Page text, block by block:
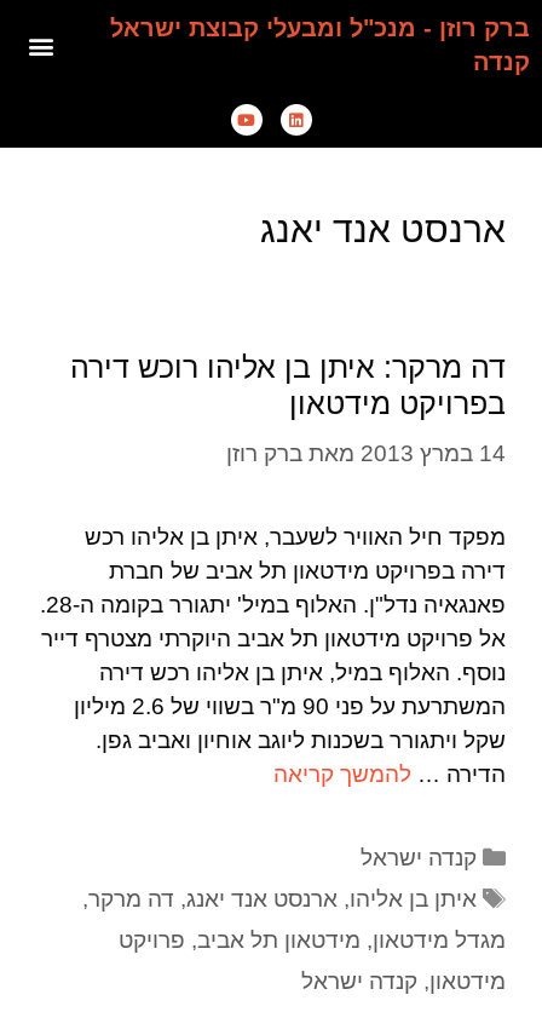
ברק רוזן - מנכ"ל ומבעלי קבוצת ישראל
קנדה
ארנסט אנד יאנג
דה מרקר: איתן בן אליהו רוכש דירה
בפרויקט מידטאון
14 במרץ 2013 מאת ברק רוזן
מפקד חיל האוויר לשעבר, איתן בן אליהו רכש
דירה בפרויקט מידטאון תל אביב של חברת
פאנגאיה נדל"ן. האלוף במיל' יתגורר בקומה ה-28.
אל פרויקט מידטאון תל אביב היוקרתי מצטרף דייר
נוסף. האלוף במיל, איתן בן אליהו רכש דירה
המשתרעת על פני 90 מ"ר בשווי של 2.6 מיליון
שקל ויתגורר בשכנות ליוגב אוחיון ואביב גפן.
הדירה … להמשך קריאה
קנדה ישראל
איתן בן אליהו, ארנסט אנד יאנג, דה מרקר,
מגדל מידטאון, מידטאון תל אביב, פרויקט
מידטאון, קנדה ישראל